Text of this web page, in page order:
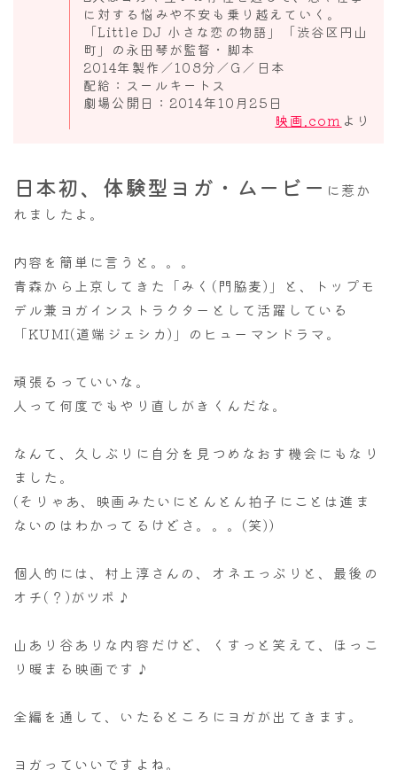
に対する悩みや不安も乗り越えていく。
「Little DJ 小さな恋の物語」「渋谷区円山
町」の永田琴が監督・脚本
2014年製作／108分／G／日本
配給：スールキートス
劇場公開日：2014年10月25日
映画.com より
日本初、体験型ヨガ・ムービー に惹か
れましたよ。
内容を簡単に言うと。。。
青森から上京してきた「みく(門脇麦)」と、トップモ
デル兼ヨガインストラクターとして活躍している
「KUMI(道端ジェシカ)」のヒューマンドラマ。
頑張るっていいな。
人って何度でもやり直しがきくんだな。
なんて、久しぶりに自分を見つめなおす機会にもなり
ました。
(そりゃあ、映画みたいにとんとん拍子にことは進ま
ないのはわかってるけどさ。。。(笑))
個人的には、村上淳さんの、オネエっぷりと、最後の
オチ(？)がツボ♪
山あり谷ありな内容だけど、くすっと笑えて、ほっこ
り暖まる映画です♪
全編を通して、いたるところにヨガが出てきます。
ヨガっていいですよね。